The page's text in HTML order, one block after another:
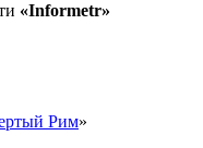
«Informetr»
Рим»